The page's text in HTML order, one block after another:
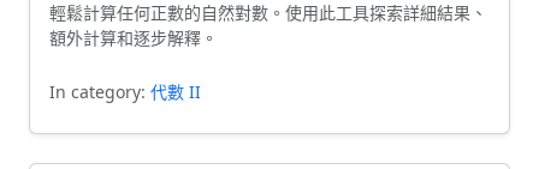
輕鬆計算任何正數的自然對數。使用此工具探索詳細結果、
額外計算和逐步解釋。
In category: 代數 II